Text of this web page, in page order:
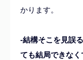
かります。
-結構そこを見誤
ても結局できな